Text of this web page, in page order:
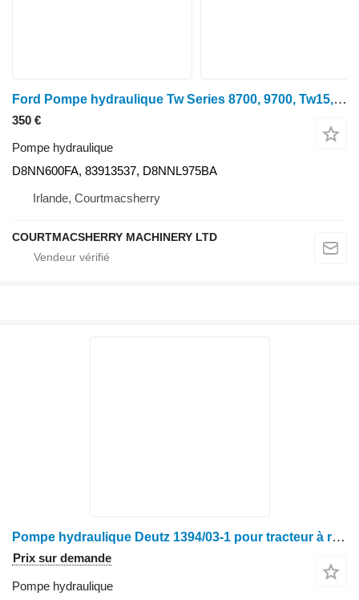
Ford Pompe hydraulique Tw Series 8700, 9700, Tw15, référence 83913537, D8nn600fa D8NN600FA pour tracteur à roues
350 €
Pompe hydraulique
D8NN600FA, 83913537, D8NNL975BA
Irlande, Courtmacsherry
COURTMACSHERRY MACHINERY LTD
Pompe hydraulique Deutz 1394/03-1 pour tracteur à roues
Prix sur demande
Pompe hydraulique